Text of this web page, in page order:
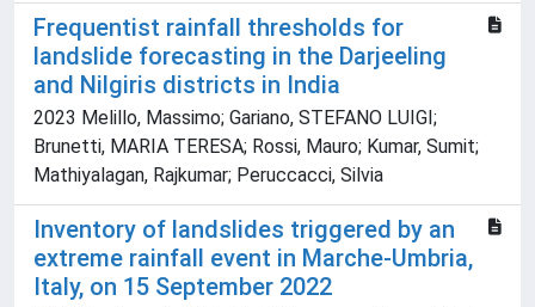
Frequentist rainfall thresholds for
landslide forecasting in the Darjeeling
and Nilgiris districts in India
2023 Melillo, Massimo; Gariano, STEFANO LUIGI;
Brunetti, MARIA TERESA; Rossi, Mauro; Kumar, Sumit;
Mathiyalagan, Rajkumar; Peruccacci, Silvia
Inventory of landslides triggered by an
extreme rainfall event in Marche-Umbria,
Italy, on 15 September 2022